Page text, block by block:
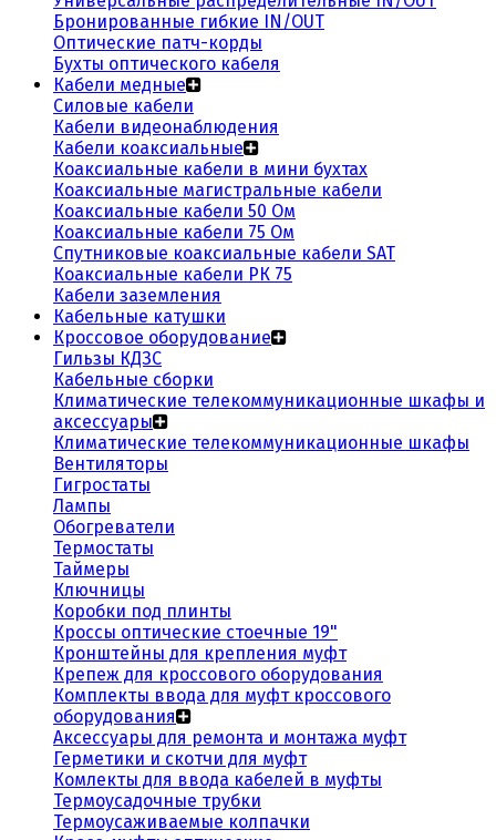
Бронированные гибкие IN/OUT
Оптические патч-корды
Бухты оптического кабеля
Кабели медные
Силовые кабели
Кабели видеонаблюдения
Кабели коаксиальные
Коаксиальные кабели в мини бухтах
Коаксиальные магистральные кабели
Коаксиальные кабели 50 Ом
Коаксиальные кабели 75 Ом
Спутниковые коаксиальные кабели SAT
Коаксиальные кабели РК 75
Кабели заземления
Кабельные катушки
Кроссовое оборудование
Гильзы КДЗС
Кабельные сборки
Климатические телекоммуникационные шкафы и
аксессуары
Климатические телекоммуникационные шкафы
Вентиляторы
Гигростаты
Лампы
Обогреватели
Термостаты
Таймеры
Ключницы
Коробки под плинты
Кроссы оптические стоечные 19"
Кронштейны для крепления муфт
Крепеж для кроссового оборудования
Комплекты ввода для муфт кроссового
оборудования
Аксессуары для ремонта и монтажа муфт
Герметики и скотчи для муфт
Комлекты для ввода кабелей в муфты
Термоусадочные трубки
Термоусаживаемые колпачки